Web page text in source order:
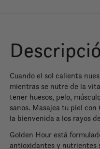
Cuando el sol calienta
mientras se nutre de la
tener huesos, pelo,
sanos. Masajea tu piel
la bienvenida a los rayos
Golden Hour está
antioxidantes y nutrientes